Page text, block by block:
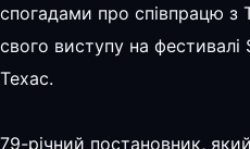
спогадами про співпрацю з
свого виступу на фестивалі
Техас.
79-річний постановник,